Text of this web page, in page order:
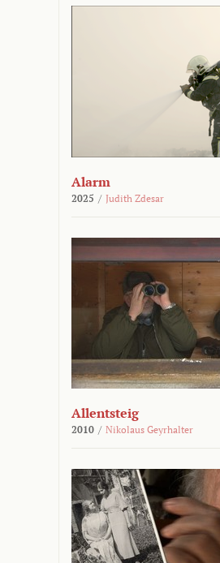
Alarm
2025 / Judith Zdesar
Allentsteig
2010 / Nikolaus Geyrhalter